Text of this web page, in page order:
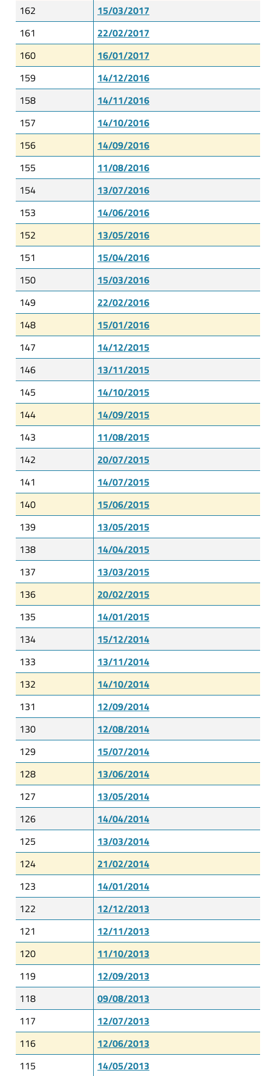
162
15/03/2017
161
22/02/2017
160
16/01/2017
159
14/12/2016
158
14/11/2016
157
14/10/2016
156
14/09/2016
155
11/08/2016
154
13/07/2016
153
14/06/2016
152
13/05/2016
151
15/04/2016
150
15/03/2016
149
22/02/2016
148
15/01/2016
147
14/12/2015
146
13/11/2015
145
14/10/2015
144
14/09/2015
143
11/08/2015
142
20/07/2015
141
14/07/2015
140
15/06/2015
139
13/05/2015
138
14/04/2015
137
13/03/2015
136
20/02/2015
135
14/01/2015
134
15/12/2014
133
13/11/2014
132
14/10/2014
131
12/09/2014
130
12/08/2014
129
15/07/2014
128
13/06/2014
127
13/05/2014
126
14/04/2014
125
13/03/2014
124
21/02/2014
123
14/01/2014
122
12/12/2013
121
12/11/2013
120
11/10/2013
119
12/09/2013
118
09/08/2013
117
12/07/2013
116
12/06/2013
115
14/05/2013